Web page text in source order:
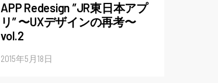
APP Redesign ”JR東日本アプ
リ” 〜UXデザインの再考〜
vol.2
2015年5月18日